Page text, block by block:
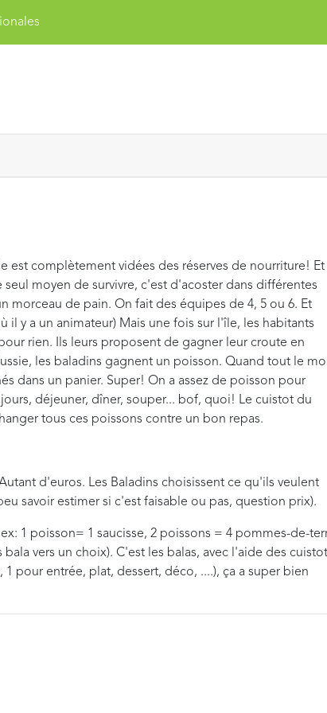
est complètement vidées des réserves de nourriture! Et
moyen de survivre, c'est d'acoster dans différentes
morceau de pain. On fait des équipes de 4, 5 ou 6. Et
y a un animateur) Mais une fois sur l'île, les habitants
rien. Ils leurs proposent de gagner leur croute en
les baladins gagnent un poisson. Quand tout le
dans un panier. Super! On a assez de poisson pour
déjeuner, dîner, souper... bof, quoi! Le cuistot du
tous ces poissons contre un bon repas.
d'euros. Les Baladins choisissent ce qu'ils veulent
savoir estimer si c'est faisable ou pas, question prix).
1 poisson= 1 saucisse, 2 poissons = 4 pommes-de-
vers un choix). C'est les balas, avec l'aide des
pour entrée, plat, dessert, déco, ....), ça a super bien